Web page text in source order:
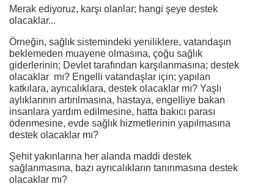
Merak ediyoruz, karşı olanlar; hangi şeye destek
olacaklar...
Örneğin, sağlık sistemindeki yeniliklere, vatandaşın
beklemeden muayene olmasına, çoğu sağlık
giderlerinin; Devlet tarafından karşılanmasına; destek
olacaklar mı? Engelli vatandaşlar için; yapılan
katkılara, ayrıcalıklara, destek olacaklar mı? Yaşlı
aylıklarının artırılmasına, hastaya, engelliye bakan
insanlara yardım edilmesine, hatta bakıcı parası
ödenmesine, evde sağlık hizmetlerinin yapılmasına
destek olacaklar mı?
Şehit yakınlarına her alanda maddi destek
sağlanmasına, bazı ayrıcalıkların tanınmasına destek
olacaklar mı?